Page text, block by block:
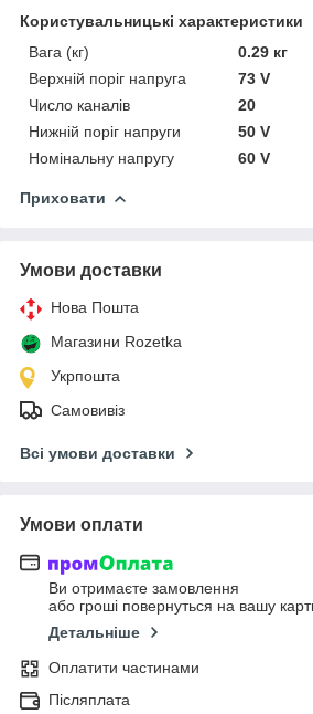
Користувальницькі характеристики
Вага (кг)
0.29 кг
Верхній поріг напруга
73 V
Число каналів
20
Нижній поріг напруги
50 V
Номінальну напругу
60 V
Приховати
Умови доставки
Нова Пошта
Магазини Rozetka
Укрпошта
Самовивіз
Всі умови доставки
Умови оплати
Ви отримаєте замовлення
або гроші повернуться на вашу
Детальніше
Оплатити частинами
Післяплата